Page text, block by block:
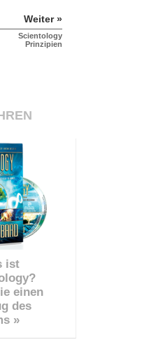
Weiter »
Scientology
Prinzipien
ist
einen
des
»